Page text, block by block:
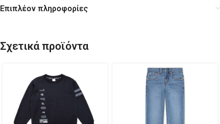
Επιπλέον πληροφορίες
Σχετικά προϊόντα